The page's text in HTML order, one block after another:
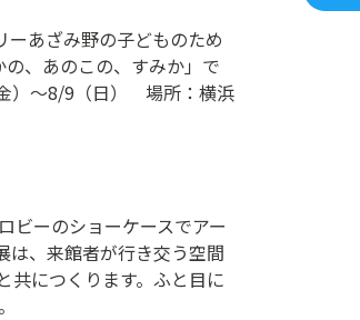
あざみ野の子どものため
、あのこの、すみか」で
）～8/9（日） 場所：横浜
ビーのショーケースでアー
は、来館者が行き交う空間
共につくります。ふと目に